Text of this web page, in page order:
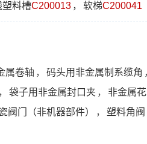
塑料槽C200013 ， 软梯C200041
属卷轴 ， 码头用非金属制系缆角
， 袋子用非金属封口夹 ， 非金属
阀门（非机器部件） ， 塑料角阀